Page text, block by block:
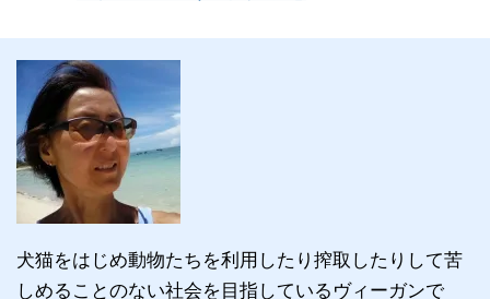
犬猫をはじめ動物たちを利用したり搾取したりして苦
しめることのない社会を目指しているヴィーガンで